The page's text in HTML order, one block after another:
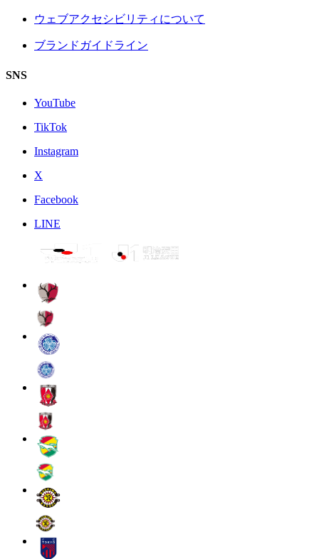
ウェブアクセシビリティについて
ブランドガイドライン
SNS
YouTube
TikTok
Instagram
X
Facebook
LINE